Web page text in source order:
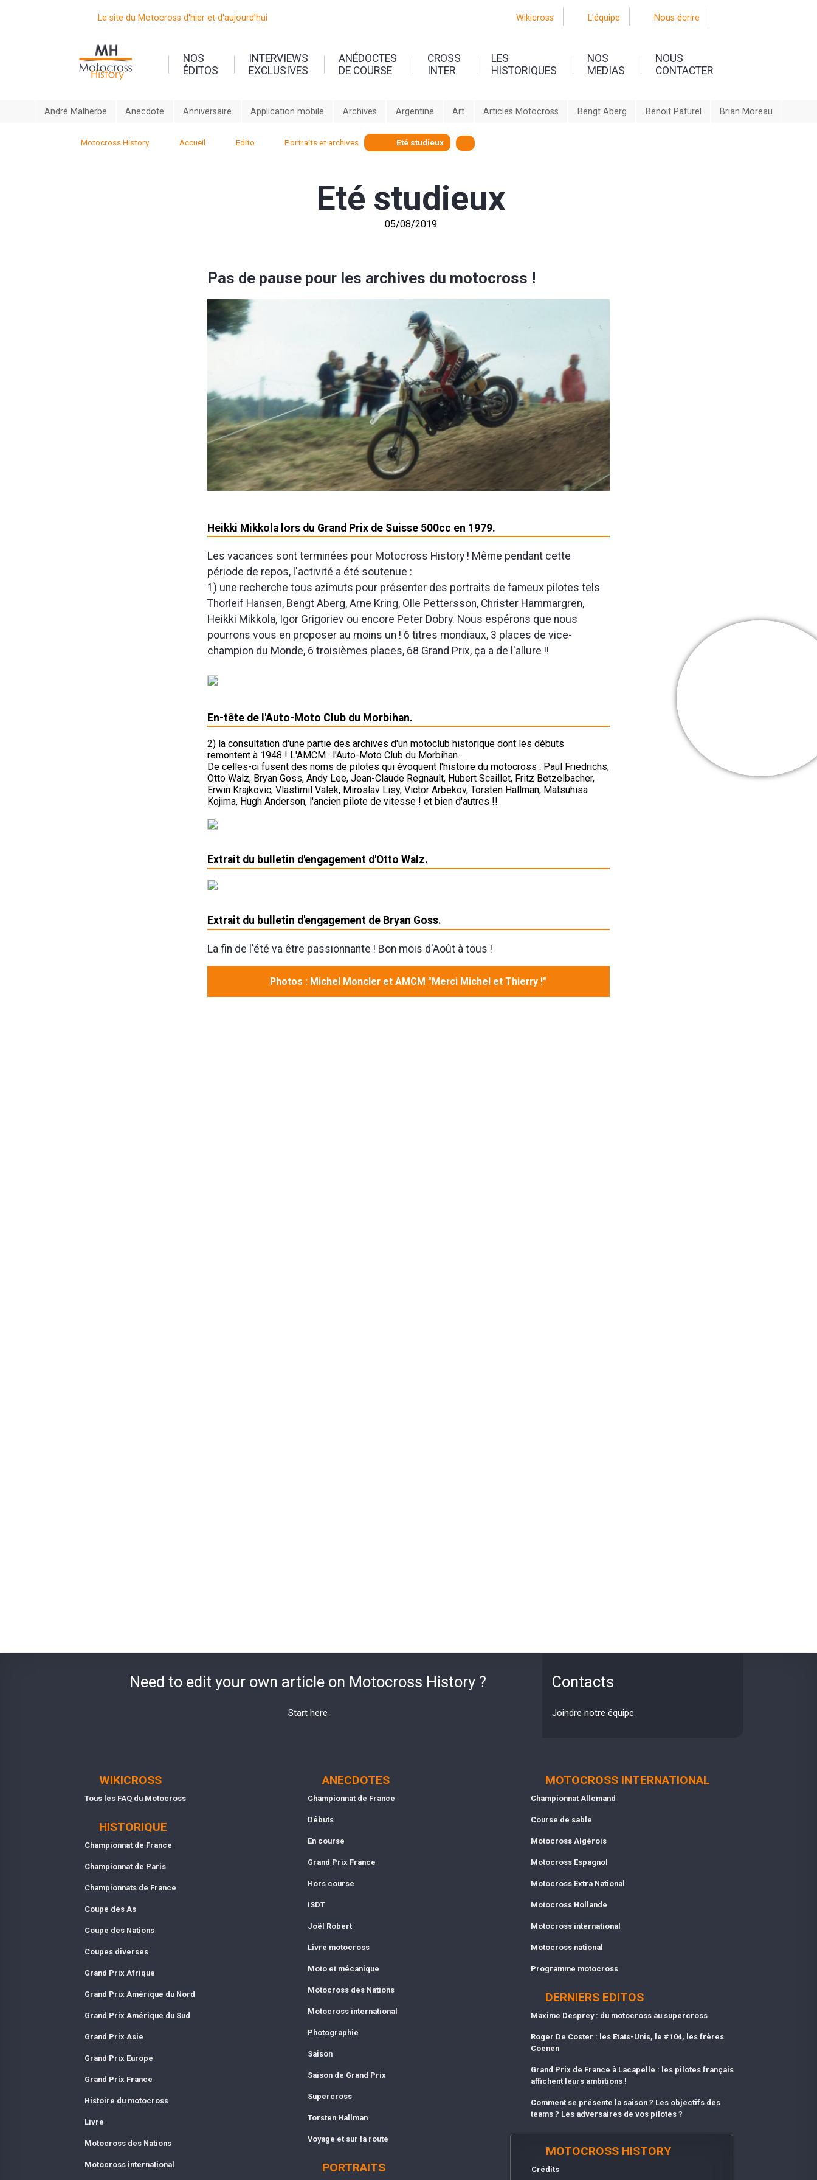
Le site du Motocross d'hier et d'aujourd'hui Wikicross L'équipe Nous écrire
NOS
ÉDITOS
INTERVIEWS
EXCLUSIVES
ANÉDOCTES
DE COURSE
CROSS
INTER
LES
HISTORIQUES
NOS
MEDIAS
NOUS
CONTACTER
André Malherbe Anecdote Anniversaire Application mobile Archives Argentine Art Articles Motocross Bengt Aberg Benoit Paturel Brian Moreau
Motocross History Accueil Edito Portraits et archives Eté studieux
Eté studieux
05/08/2019
Pas de pause pour les archives du motocross !
Heikki Mikkola lors du Grand Prix de Suisse 500cc en 1979.
Les vacances sont terminées pour Motocross History ! Même pendant cette
période de repos, l'activité a été soutenue :
1) une recherche tous azimuts pour présenter des portraits de fameux pilotes tels
Thorleif Hansen, Bengt Aberg, Arne Kring, Olle Pettersson, Christer Hammargren,
Heikki Mikkola, Igor Grigoriev ou encore Peter Dobry. Nous espérons que nous
pourrons vous en proposer au moins un ! 6 titres mondiaux, 3 places de vice-
champion du Monde, 6 troisièmes places, 68 Grand Prix, ça a de l'allure !!
En-tête de l'Auto-Moto Club du Morbihan.
2) la consultation d'une partie des archives d'un motoclub historique dont les débuts
remontent à 1948 ! L'AMCM : l'Auto-Moto Club du Morbihan.
De celles-ci fusent des noms de pilotes qui évoquent l'histoire du motocross : Paul Friedrichs,
Otto Walz, Bryan Goss, Andy Lee, Jean-Claude Regnault, Hubert Scaillet, Fritz Betzelbacher,
Erwin Krajkovic, Vlastimil Valek, Miroslav Lisy, Victor Arbekov, Torsten Hallman, Matsuhisa
Kojima, Hugh Anderson, l'ancien pilote de vitesse ! et bien d'autres !!
Extrait du bulletin d'engagement d'Otto Walz.
Extrait du bulletin d'engagement de Bryan Goss.
La fin de l'été va être passionnante ! Bon mois d'Août à tous !
Photos : Michel Moncler et AMCM "Merci Michel et Thierry !"
Need to edit your own article on Motocross History ?
Start here
Contacts
Joindre notre équipe
WIKICROSS
Tous les FAQ du Motocross
HISTORIQUE
Championnat de France
Championnat de Paris
Championnats de France
Coupe des As
Coupe des Nations
Coupes diverses
Grand Prix Afrique
Grand Prix Amérique du Nord
Grand Prix Amérique du Sud
Grand Prix Asie
Grand Prix Europe
Grand Prix France
Histoire du motocross
Livre
Motocross des Nations
Motocross international
ANECDOTES
Championnat de France
Débuts
En course
Grand Prix France
Hors course
ISDT
Joël Robert
Livre motocross
Moto et mécanique
Motocross des Nations
Motocross international
Photographie
Saison
Saison de Grand Prix
Supercross
Torsten Hallman
Voyage et sur la route
PORTRAITS
MOTOCROSS INTERNATIONAL
Championnat Allemand
Course de sable
Motocross Algérois
Motocross Espagnol
Motocross Extra National
Motocross Hollande
Motocross international
Motocross national
Programme motocross
DERNIERS EDITOS
Maxime Desprey : du motocross au supercross
Roger De Coster : les Etats-Unis, le #104, les frères
Coenen
Grand Prix de France à Lacapelle : les pilotes français
affichent leurs ambitions !
Comment se présente la saison ? Les objectifs des
teams ? Les adversaires de vos pilotes ?
MOTOCROSS HISTORY
Crédits